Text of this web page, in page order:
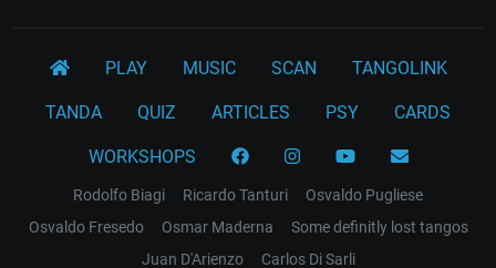
PLAY MUSIC SCAN TANGOLINK
TANDA QUIZ ARTICLES PSY CARDS
WORKSHOPS
Rodolfo Biagi Ricardo Tanturi
Osvaldo Pugliese
Osvaldo Fresedo
Osmar Maderna
Some definitly lost tangos
Juan D'Arienzo
Carlos Di Sarli